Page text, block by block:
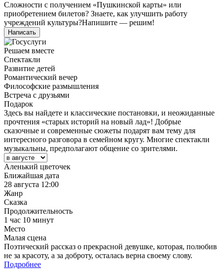
Сложности с получением «Пушкинской карты» или
приобретением билетов? Знаете, как улучшить работу
учреждений культуры?Напишите — решим!
Написать
Решаем вместе
Спектакли
Развитие детей
Романтический вечер
Философские размышления
Встреча с друзьями
Подарок
Здесь вы найдете и классические постановки, и неожиданные
прочтения «старых историй на новый лад»! Добрые
сказочные и современные сюжеты подарят вам тему для
интересного разговора в семейном кругу. Многие спектакли
музыкальны, предполагают общение со зрителями.
Аленький цветочек
Ближайшая дата
28 августа 12:00
Жанр
Сказка
Продолжительность
1 час 10 минут
Место
Малая сцена
Поэтический рассказ о прекрасной девушке, которая, полюбив
не за красоту, а за доброту, осталась верна своему слову.
Подробнее